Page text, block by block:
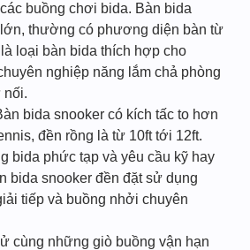
buồng chơi bida. Bàn bida
thường có phương diện bàn từ
loại bàn bida thích hợp cho
nghiệp năng lắm chả phòng
nối.
bida snooker có kích tấc to hơn
đền rồng là từ 10ft tới 12ft.
bida phức tạp và yêu cầu kỹ hay
bida snooker đền đặt sử dụng
tiếp và buồng nhởi chuyên
cùng những giò buồng vận hạn